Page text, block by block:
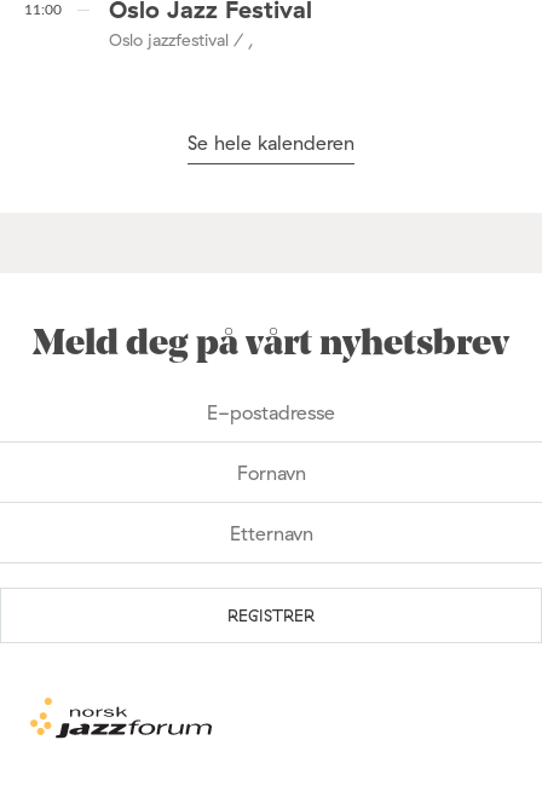
11:00 Oslo Jazz Festival
Oslo jazzfestival / ,
Se hele kalenderen
Meld deg på vårt nyhetsbrev